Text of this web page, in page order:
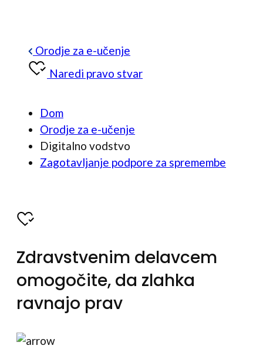
Orodje za e-učenje
Naredi pravo stvar
Dom
Orodje za e-učenje
Digitalno vodstvo
Zagotavljanje podpore za spremembe
Zdravstvenim delavcem
omogočite, da zlahka
ravnajo prav